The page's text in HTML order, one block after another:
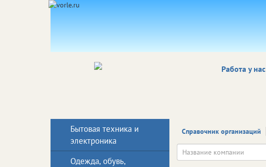
Работа у нас
Справочник организаций
Бытовая техника и
электроника
Одежда, обувь,